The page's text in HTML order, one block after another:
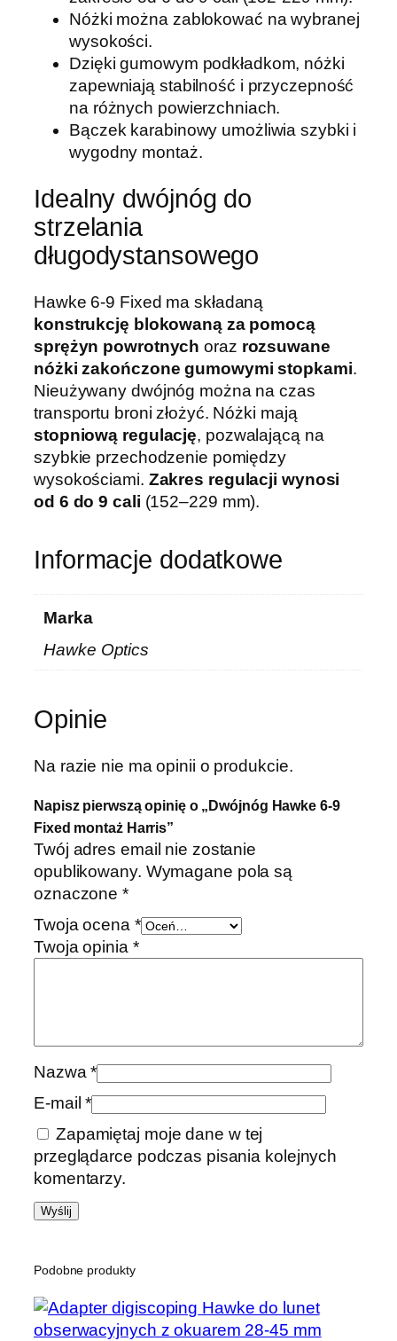
Nóżki można zablokować na wybranej
wysokości.
Dzięki gumowym podkładkom, nóżki
zapewniają stabilność i przyczepność
na różnych powierzchniach.
Bączek karabinowy umożliwia szybki i
wygodny montaż.
Idealny dwójnóg do
strzelania
długodystansowego
Hawke 6-9 Fixed ma składaną
konstrukcję blokowaną za pomocą
sprężyn powrotnych oraz rozsuwane
nóżki zakończone gumowymi stopkami.
Nieużywany dwójnóg można na czas
transportu broni złożyć. Nóżki mają
stopniową regulację, pozwalającą na
szybkie przechodzenie pomiędzy
wysokościami. Zakres regulacji wynosi
od 6 do 9 cali (152–229 mm).
Informacje dodatkowe
Marka
Hawke Optics
Opinie
Na razie nie ma opinii o produkcie.
Napisz pierwszą opinię o „Dwójnóg Hawke 6-9
Fixed montaż Harris”
Twój adres email nie zostanie
opublikowany. Wymagane pola są
oznaczone*
Twoja ocena *
Twoja opinia *
Nazwa*
E-mail*
Zapamiętaj moje dane w tej
przeglądarce podczas pisania kolejnych
komentarzy.
Podobne produkty